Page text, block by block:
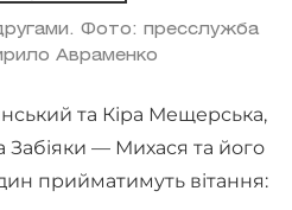
Фото: пресслужба
Авраменко
та Кіра Мещерська,
Забіяки — Михася та його
прийматимуть вітання: